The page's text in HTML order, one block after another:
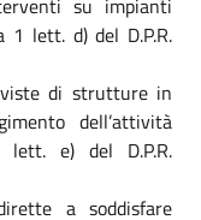
lett. d) del D.P.R.
di strutture in
dell’attività
e) del D.P.R.
a soddisfare